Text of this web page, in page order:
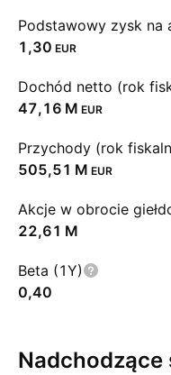
1,30 EUR
Dochód netto (rok
‪47,16 M‬ EUR
Przychody (rok
‪505,51 M‬ EUR
Akcje w obrocie
‪22,61 M‬
Beta (1Y)
0,40
Nadchodzące